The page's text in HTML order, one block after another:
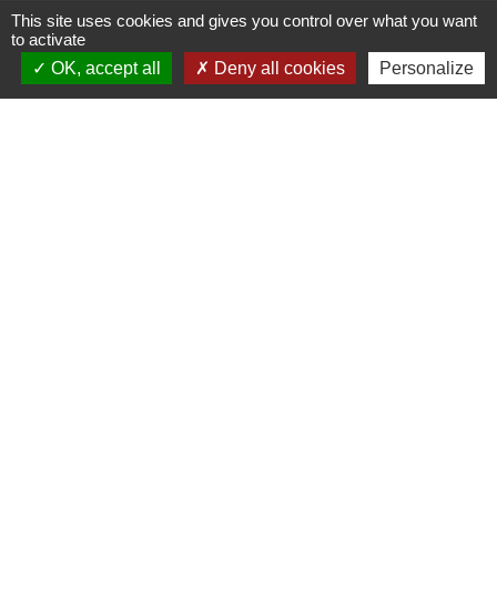
Contacts
This site uses cookies and gives you control over what you want
to activate
OK, accept all
Deny all cookies Personalize